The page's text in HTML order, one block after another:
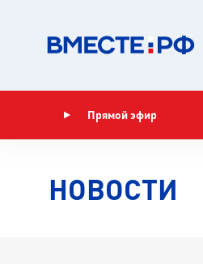
Прямой эфир
НОВОСТИ